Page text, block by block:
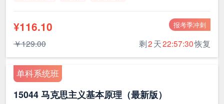
报考季冲刺
¥116.10
￥129.00 剩2天22:57:30恢复
单科系统班
15044 马克思主义基本原理（最新版）